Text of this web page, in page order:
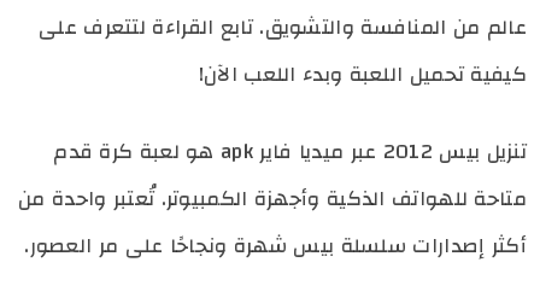
عالم من المنافسة والتشويق. تابع القراءة لتتعرف على
كيفية تحميل اللعبة وبدء اللعب الآن!
تنزيل بيس 2012 عبر ميديا فاير apk هو لعبة كرة قدم
متاحة للهواتف الذكية وأجهزة الكمبيوتر. تُعتبر واحدة من
أكثر إصدارات سلسلة بيس شهرة ونجاحًا على مر العصور.